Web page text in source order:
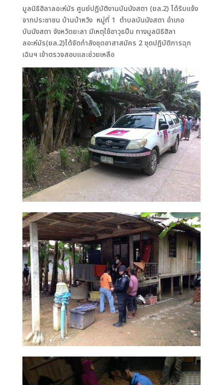
มูลนิธิฮิลาลอะห์มัร ศูนย์ปฏิบัติงานบันนังสตา (ยล.2) ได้รับแจ้ง
จากประชาชน บ้านป่าหวัง หมู่ที่ 1 ตำบลบันนังสตา อำเภอ
บันนังสตา จังหวัดยะลา มีเหตุใช้อาวุธปืน ทางมูลนิธิฮิลา
ลอะห์มัร(ยล.2)ได้จัดกำลังชุดอาสาสมัคร 2 ชุดปฏิบัติการฉุก
เฉินฯ เข้าตรวจสอบและช่วยเหลือ